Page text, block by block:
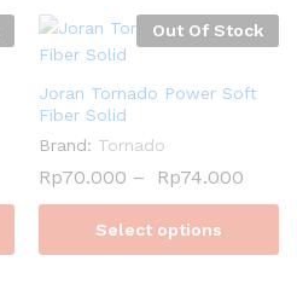
Out Of Stock
Joran Tornado Power Soft
Fiber Solid
Brand: Tornado
Rp70.000 – Rp74.000
Select options